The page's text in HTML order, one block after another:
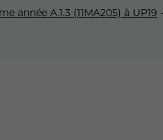
année A.1.3 (11MA205) à UP19